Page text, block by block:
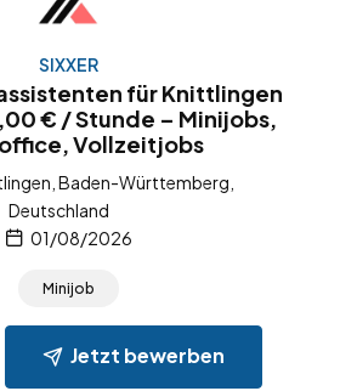
SIXXER
für Knittlingen
€ / Stunde – Minijobs,
Vollzeitjobs
Baden-Württemberg,
Deutschland
01/08/2026
Minijob
Jetzt bewerben